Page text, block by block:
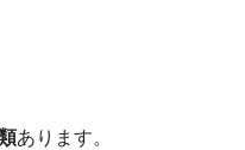
あります。